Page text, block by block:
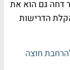
דחה גם הוא את
הדרישות
חוצה